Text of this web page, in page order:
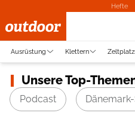
Hefte
Ausrüstung Klettern
Unsere Top-
Podcast